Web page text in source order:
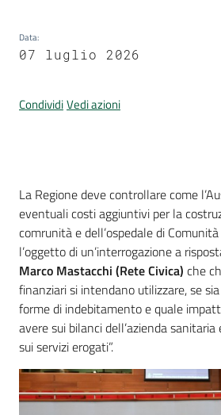
Data:
07 luglio 2026
CondividiVedi azioni
Introduzione
La Regione deve controllare come
eventuali costi aggiuntivi per la
comrunità e dell’ospedale di
l’oggetto di un’interrogazione a
Marco Mastacchi (Rete Civica) che
finanziari si intendano utilizzare, se
forme di indebitamento e quale
avere sui bilanci dell’azienda
sui servizi erogati”.